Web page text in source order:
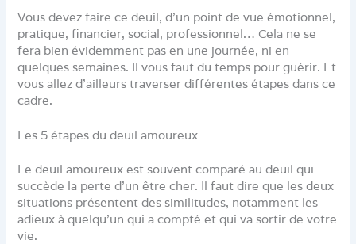
Vous devez faire ce deuil, d’un point de vue émotionnel,
pratique, financier, social, professionnel… Cela ne se
fera bien évidemment pas en une journée, ni en
quelques semaines. Il vous faut du temps pour guérir. Et
vous allez d’ailleurs traverser différentes étapes dans ce
cadre.
Les 5 étapes du deuil amoureux
Le deuil amoureux est souvent comparé au deuil qui
succède la perte d’un être cher. Il faut dire que les deux
situations présentent des similitudes, notamment les
adieux à quelqu’un qui a compté et qui va sortir de votre
vie.